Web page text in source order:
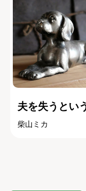
夫を失うとい
柴山ミカ